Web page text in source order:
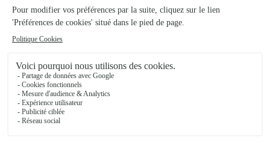
Paradis 2 Fleurs
Pont D'ouilly
6 Rue de la 5ème République